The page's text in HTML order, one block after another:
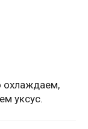
охлаждаем,
уксус.